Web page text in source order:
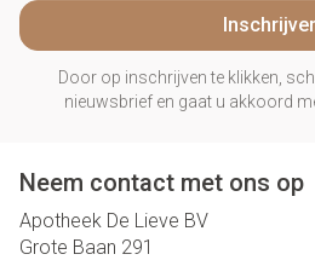
Door op inschrijven te klikken,
nieuwsbrief en gaat u akkoord
Neem contact met ons op
Apotheek De Lieve BV
Grote Baan 291